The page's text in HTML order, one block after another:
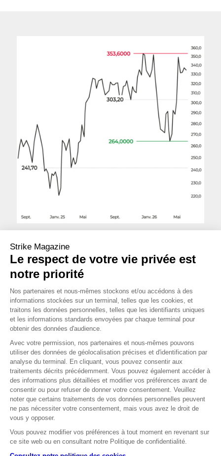
OPINION MOYEN TERME
OPINION LONG TERME
Source : zonebourse
Les données relatives aux performances passées ont trait à des
périodes passées et ne sont pas un indicateur fiable des résultats
historiques de marché.
Strike Magazine
Le respect de votre vie privée est
notre priorité
Nos partenaires et nous-mêmes stockons et/ou accédons à des
informations stockées sur un terminal, telles que les cookies, et
traitons les données personnelles, telles que les identifiants uniques
et les informations standards envoyées par chaque terminal pour
obtenir des données d'audience.
Avec votre permission, nos partenaires et nous-mêmes pouvons
utiliser des données de géolocalisation précises et d'identification par
analyse du terminal. En cliquant, vous pouvez consentir aux
traitements décrits précédemment. Vous pouvez également accéder à
des informations plus détaillées et modifier vos préférences avant de
consentir ou pour refuser de donner votre consentement. Veuillez
noter que certains traitements de vos données personnelles peuvent
ne pas nécessiter votre consentement, mais vous avez le droit de
vous y opposer.
Vous pouvez modifier vos préférences à tout moment en revenant sur
ce site web ou en consultant notre Politique de confidentialité.